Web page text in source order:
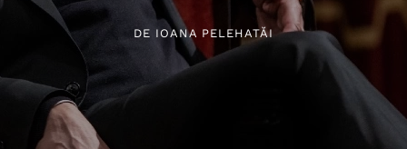
DE IOANA PELEHATĂI